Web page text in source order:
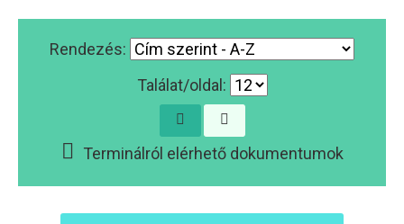
Rendezés:
Találat/oldal:
Terminálról elérhető dokumentumok